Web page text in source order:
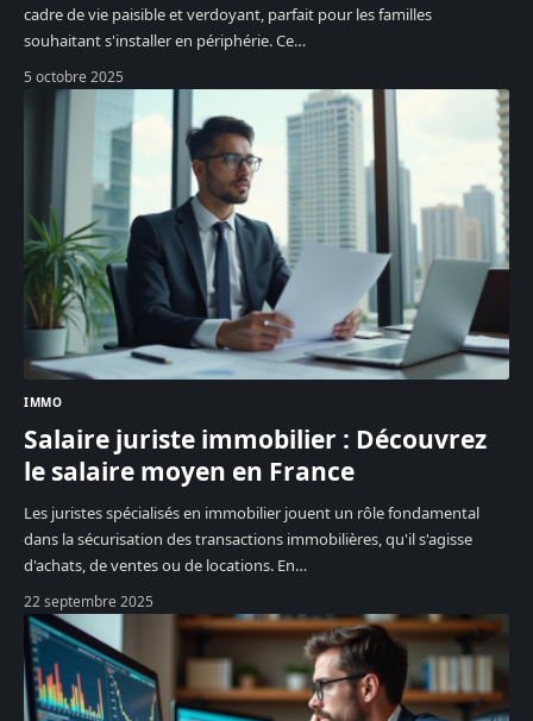
cadre de vie paisible et verdoyant, parfait pour les familles
souhaitant s'installer en périphérie. Ce…
5 octobre 2025
IMMO
Salaire juriste immobilier : Découvrez
le salaire moyen en France
Les juristes spécialisés en immobilier jouent un rôle fondamental
dans la sécurisation des transactions immobilières, qu'il s'agisse
d'achats, de ventes ou de locations. En…
22 septembre 2025